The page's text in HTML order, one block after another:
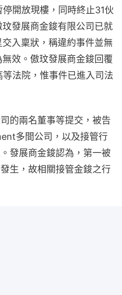
開放現樓，同時終止31伙
發展商金鋑有限公司已就
入稟狀，稱違約事件並無
效。傲玟發展商金鋑回覆
等法院，惟事件已進入司法
的兩名董事等提交，被告
多間公司，以及接管行
發展商金鋑認為，第一被
生，故相關接管金鋑之行